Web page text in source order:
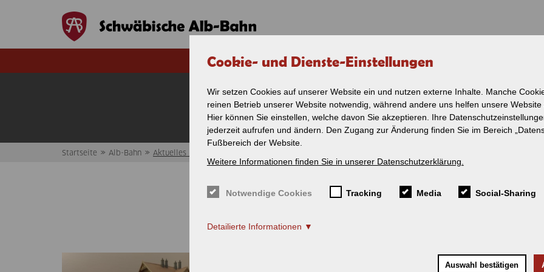
Cookie- und Dienste-Einstellungen
Wir setzen Cookies auf unserer Website ein und nutzen externe Inhalte. Manche
reinen Betrieb unserer Website notwendig, während andere uns helfen unsere
Hier können Sie einstellen, welche davon Sie akzeptieren. Ihre
jederzeit aufrufen und ändern. Den Zugang zur Änderung finden Sie im Bereich
Fußbereich der Website.
Weitere Informationen finden Sie in unserer Datenschutzerklärung.
Notwendige Cookies Tracking Media Social-Sharing
Detailierte Informationen
Auswahl bestätigen
VERKEHR
Ein-Blick-Fahrplan
2026
Fahrplan - Lokalbahn
Ist mein Zug
Schienenersatzverkehr
Service / Reisedienst
NOSTALGIE
Leistungen im
Ist mein Zug pünktlich?
Fahrt suchen
Tourismus rund um
Fahrradmitnahme
Aktuelles rund um die
Startseite » Alb-Bahn » Aktuelles / News
ALLE ANZEIGEN